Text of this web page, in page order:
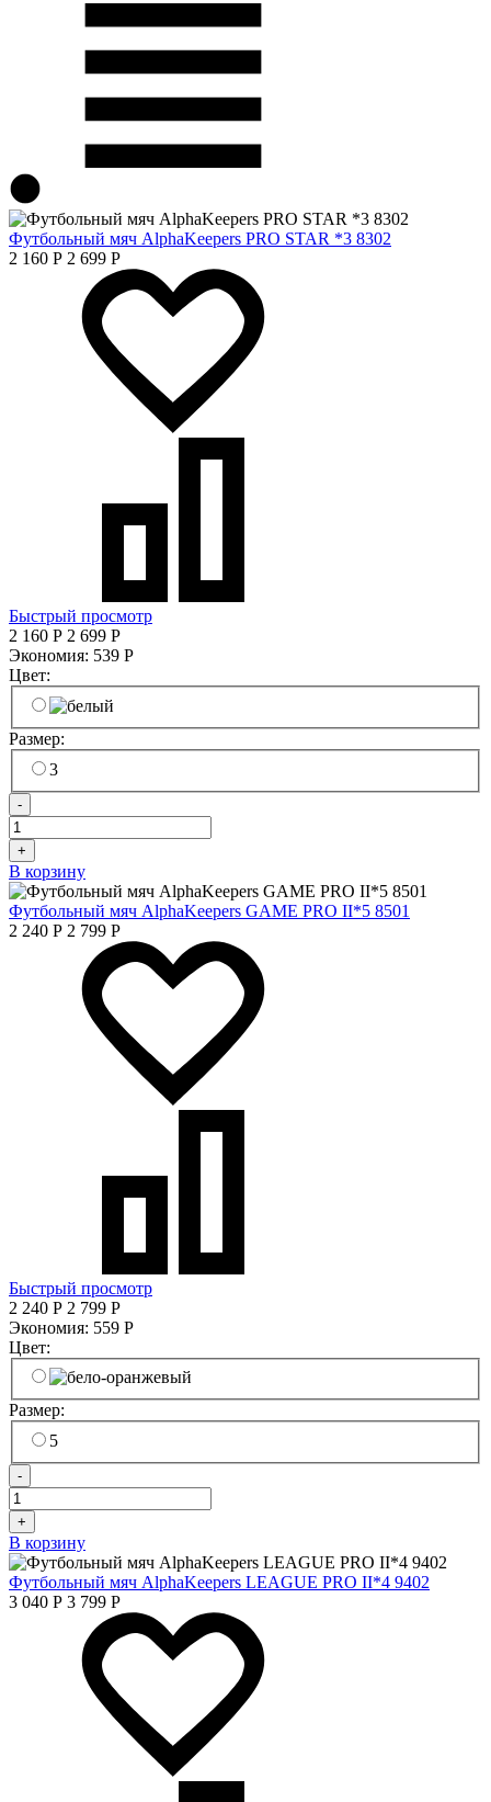
Футбольный мяч AlphaKeepers PRO STAR *3 8302
2 160 Р 2 699 Р
Быстрый просмотр
2 160 Р 2 699 Р
Экономия: 539 Р
Цвет:
Размер:
3
-
+
В корзину
Футбольный мяч AlphaKeepers GAME PRO II*5 8501
2 240 Р 2 799 Р
Быстрый просмотр
2 240 Р 2 799 Р
Экономия: 559 Р
Цвет:
Размер:
5
-
+
В корзину
Футбольный мяч AlphaKeepers LEAGUE PRO II*4 9402
3 040 Р 3 799 Р